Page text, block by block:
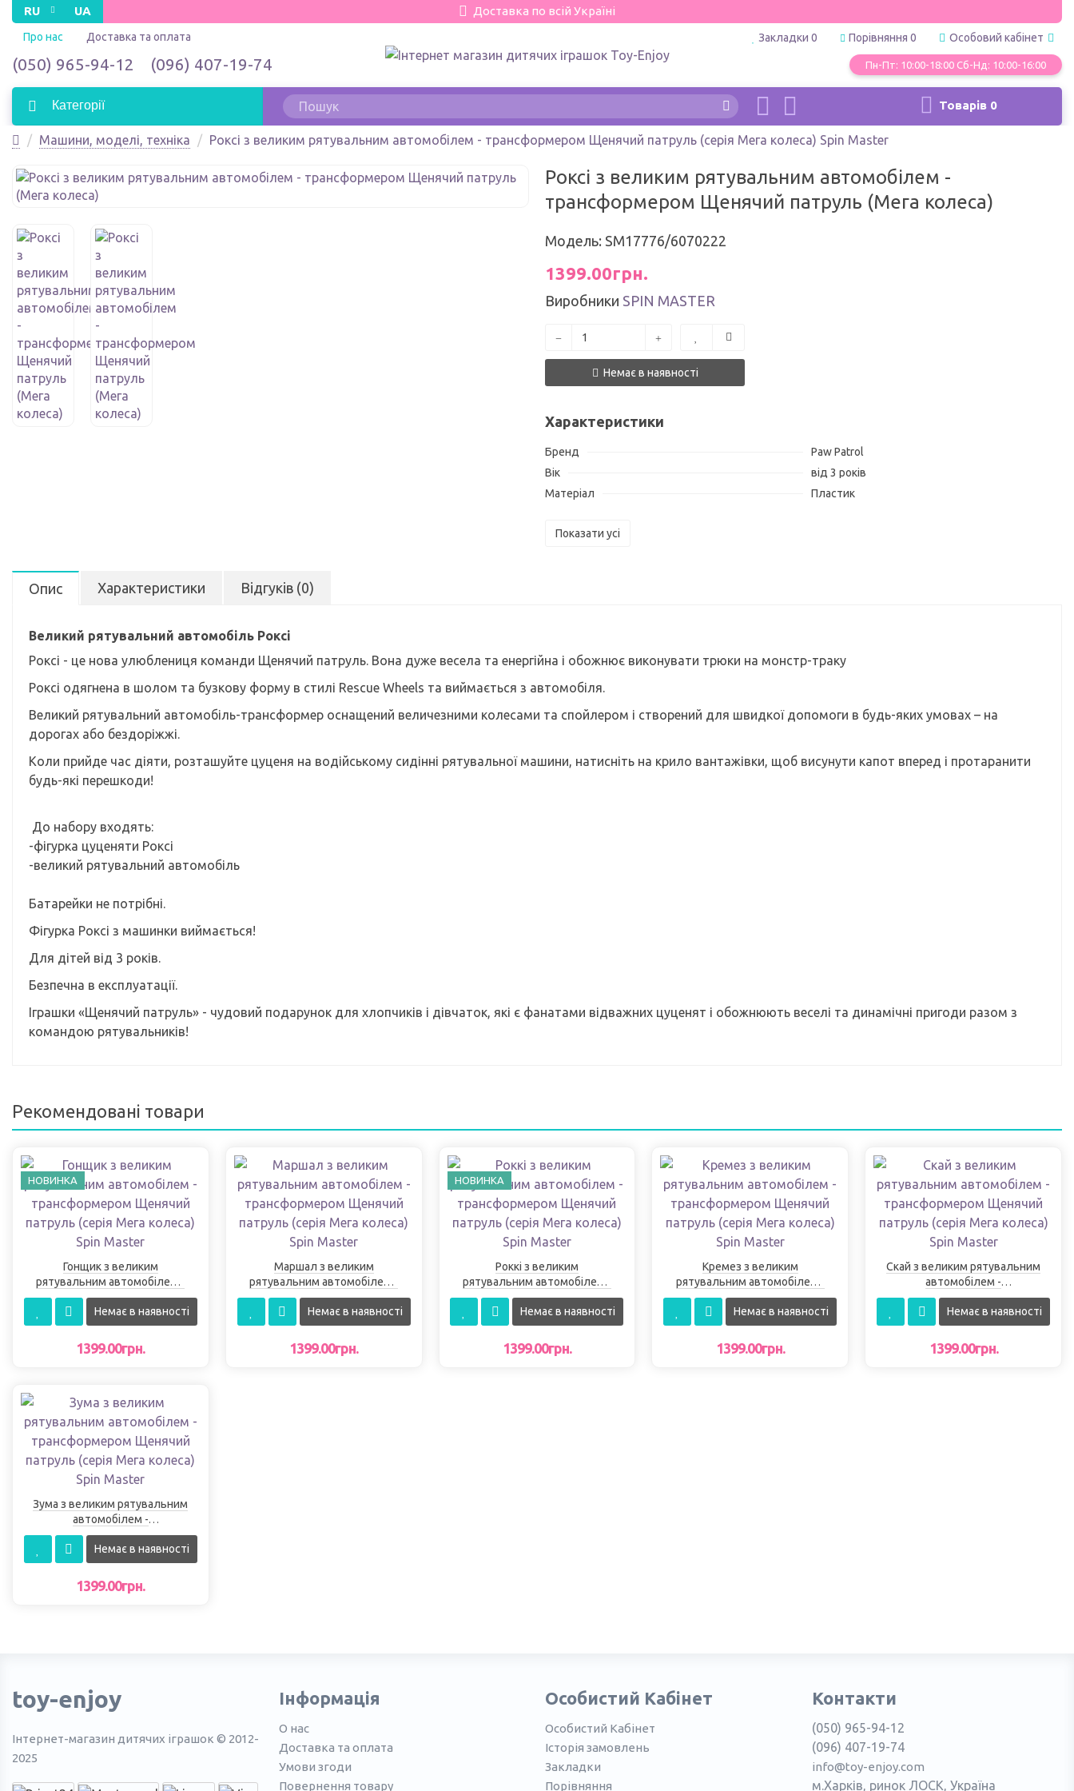
Доставка по всій Україні
RU UA
Про нас Доставка та оплата
(050) 965-94-12 (096) 407-19-74
Закладки 0 Порівняння 0 Особовий кабінет
Пн-Пт: 10:00-18:00 Сб-Нд: 10:00-16:00
Категорії Товарів 0
Машини, моделі, техніка Роксі з великим рятувальним автомобілем - трансформером Щенячий патруль (серія Мега колеса) Spin Master
Роксі з великим рятувальним автомобілем -
трансформером Щенячий патруль (Мега колеса)
Модель: SM17776/6070222
1399.00грн.
Виробники SPIN MASTER
Немає в наявності
Характеристики
Бренд
Paw Patrol
Вік
від 3 років
Матеріал
Пластик
Показати усі
Опис Характеристики Відгуків (0)
Великий рятувальний автомобіль Роксі
Роксі - це нова улюблениця команди Щенячий патруль. Вона дуже весела та енергійна і обожнює виконувати трюки на монстр-траку
Роксі одягнена в шолом та бузкову форму в стилі Rescue Wheels та виймається з автомобіля.
Великий рятувальний автомобіль-трансформер оснащений величезними колесами та спойлером і створений для швидкої допомоги в будь-яких умовах – на
дорогах або бездоріжжі.
Коли прийде час діяти, розташуйте цуценя на водійському сидінні рятувальної машини, натисніть на крило вантажівки, щоб висунути капот вперед і протаранити
будь-які перешкоди!
До набору входять:
-фігурка цуценяти Роксі
-великий рятувальний автомобіль
Батарейки не потрібні.
Фігурка Роксі з машинки виймається!
Для дітей від 3 років.
Безпечна в експлуатації.
Іграшки «Щенячий патруль» - чудовий подарунок для хлопчиків і дівчаток, які є фанатами відважних цуценят і обожнюють веселі та динамічні пригоди разом з
командою рятувальників!
Рекомендовані товари
НОВИНКА
Гонщик з великим
рятувальним автомобілем -
трансформером Щенячий
патруль (серія Мега колеса)
Spin Master
Немає в наявності
1399.00грн.
Маршал з великим
рятувальним автомобілем -
трансформером Щенячий
патруль (серія Мега колеса)
Spin Master
Немає в наявності
1399.00грн.
НОВИНКА
Роккі з великим
рятувальним автомобілем -
трансформером Щенячий
патруль (серія Мега колеса)
Spin Master
Немає в наявності
1399.00грн.
Кремез з великим
рятувальним автомобілем -
трансформером Щенячий
патруль (серія Мега колеса)
Spin Master
Немає в наявності
1399.00грн.
Скай з великим рятувальним
автомобілем -
трансформером Щенячий
патруль (серія Мега колеса)
Spin Master
Немає в наявності
1399.00грн.
Зума з великим рятувальним
автомобілем -
трансформером Щенячий
патруль (серія Мега колеса)
Spin Master
Немає в наявності
1399.00грн.
toy-enjoy
Інтернет-магазин дитячих іграшок © 2012-
2025
Інформація
О нас
Доставка та оплата
Умови згоди
Повернення товару
Особистий Кабінет
Особистий Кабінет
Історія замовлень
Закладки
Порівняння
Контакти
(050) 965-94-12
(096) 407-19-74
info@toy-enjoy.com
м.Харків, ринок ЛОСК, Україна